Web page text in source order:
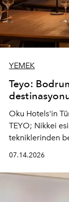
YEMEK
Teyo:
Oku Hotels'in
TEYO; Nikkei
tekniklerinden
07.14.2026